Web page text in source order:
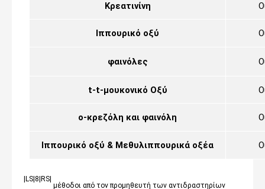
Κρεατινίνη
Ιππουρικό οξύ
φαινόλες
t-t-μουκονικό Οξύ
o-κρεζόλη και φαινόλη
Ιππουρικό οξύ & Μεθυλιππουρικά οξέα
|LS|8|RS|
μέθοδοι από τον προμηθευτή των αντιδραστηρίων